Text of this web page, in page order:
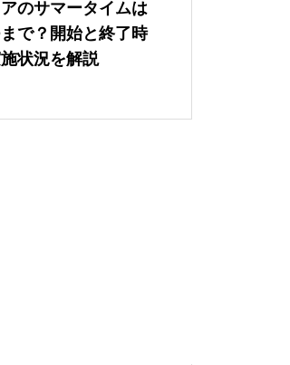
のサマータイムは
で？開始と終了時
状況を解説